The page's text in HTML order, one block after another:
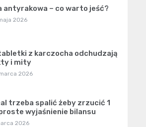
antyrakowa – co warto jeść?
2026
z karczocha odchudzają
i mity
2026
trzeba spalić żeby zrzucić 1
wyjaśnienie bilansu
2026